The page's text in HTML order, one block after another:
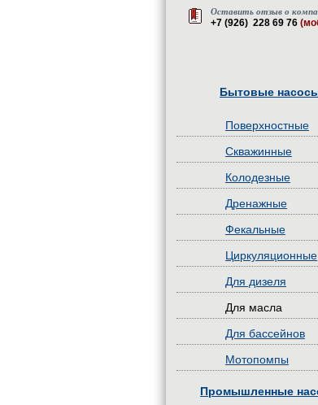
Оставить отзыв о
+7 (926) 228 69 76
Бытовые
Поверхностные
Скважинные
Колодезные
Дренажные
Фекальные
Циркуляционные
Для дизеля
Для масла
Для бассейнов
Мотопомпы
Промышленные